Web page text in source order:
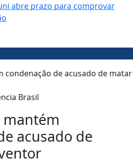
abre prazo para comprovar
Brasil
mantém
acusado de